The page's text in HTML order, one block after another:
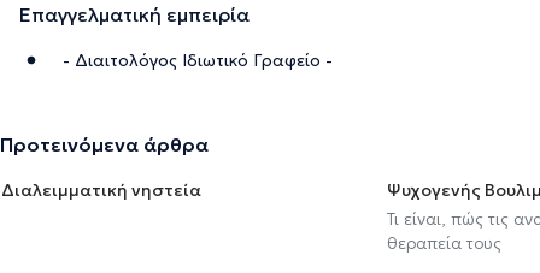
Επαγγελματική εμπειρία
- Διαιτολόγος Ιδιωτικό Γραφείο -
Προτεινόμενα άρθρα
Διαλειμματική νηστεία
Ψυχογενής
Τι είναι, πώς τις
θεραπεία τους